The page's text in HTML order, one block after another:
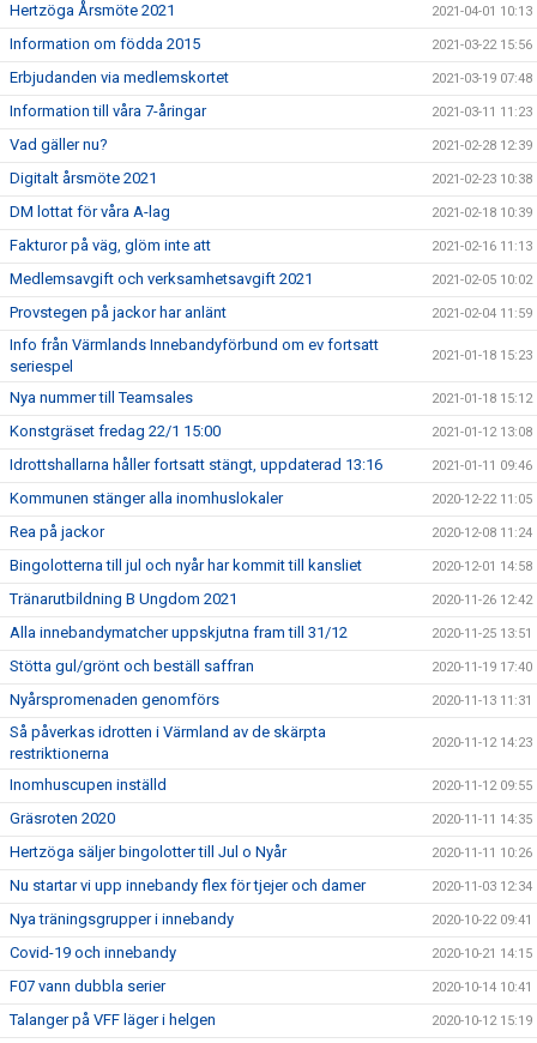
Hertzöga Årsmöte 2021 2021-04-01 10:13
Information om födda 2015 2021-03-22 15:56
Erbjudanden via medlemskortet 2021-03-19 07:48
Information till våra 7-åringar 2021-03-11 11:23
Vad gäller nu? 2021-02-28 12:39
Digitalt årsmöte 2021 2021-02-23 10:38
DM lottat för våra A-lag 2021-02-18 10:39
Fakturor på väg, glöm inte att 2021-02-16 11:13
Medlemsavgift och verksamhetsavgift 2021 2021-02-05 10:02
Provstegen på jackor har anlänt 2021-02-04 11:59
Info från Värmlands Innebandyförbund om ev fortsatt
seriespel
2021-01-18 15:23
Nya nummer till Teamsales 2021-01-18 15:12
Konstgräset fredag 22/1 15:00 2021-01-12 13:08
Idrottshallarna håller fortsatt stängt, uppdaterad 13:16 2021-01-11 09:46
Kommunen stänger alla inomhuslokaler 2020-12-22 11:05
Rea på jackor 2020-12-08 11:24
Bingolotterna till jul och nyår har kommit till kansliet 2020-12-01 14:58
Tränarutbildning B Ungdom 2021 2020-11-26 12:42
Alla innebandymatcher uppskjutna fram till 31/12 2020-11-25 13:51
Stötta gul/grönt och beställ saffran 2020-11-19 17:40
Nyårspromenaden genomförs 2020-11-13 11:31
Så påverkas idrotten i Värmland av de skärpta
restriktionerna
2020-11-12 14:23
Inomhuscupen inställd 2020-11-12 09:55
Gräsroten 2020 2020-11-11 14:35
Hertzöga säljer bingolotter till Jul o Nyår 2020-11-11 10:26
Nu startar vi upp innebandy flex för tjejer och damer 2020-11-03 12:34
Nya träningsgrupper i innebandy 2020-10-22 09:41
Covid-19 och innebandy 2020-10-21 14:15
F07 vann dubbla serier 2020-10-14 10:41
Talanger på VFF läger i helgen 2020-10-12 15:19